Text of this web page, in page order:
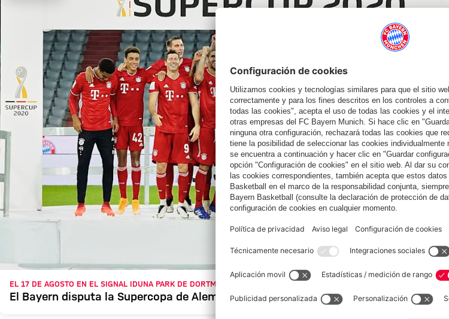
EL 17 DE AGOSTO EN EL SIGNAL IDUNA PARK DE DORTMUND
El Bayern disputa la Supercopa de Alemania 2021 en casa del BVB